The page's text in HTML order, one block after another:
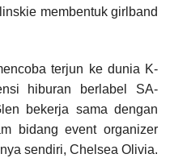
membentuk girlband
terjun ke dunia K-
hiburan berlabel SA-
bekerja sama dengan
bidang event organizer
sendiri, Chelsea Olivia.